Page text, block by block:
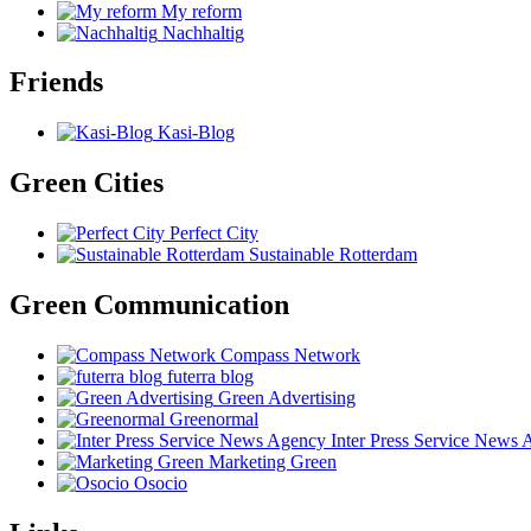
My reform
Nachhaltig
Friends
Kasi-Blog
Green Cities
Perfect City
Sustainable Rotterdam
Green Communication
Compass Network
futerra blog
Green Advertising
Greenormal
Inter Press Service News
Marketing Green
Osocio